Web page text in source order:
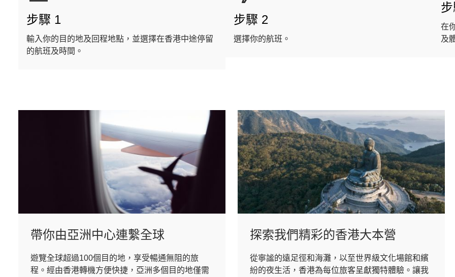
步驟 1
輸入你的目的地及回程地點，並選擇在香港中途停留
的航班及時間。
步驟 2
選擇你的航班。
在
及
帶你由亞洲中心連繫全球
遊覽全球超過100個目的地，享受暢通無阻的旅
程。經由香港轉機方便快捷，亞洲多個目的地僅需
探索我們精彩的香港大本營
從寧謐的遠足徑和海灘，以至世界級文化場館和繽
紛的夜生活，香港為每位旅客呈獻獨特體驗。讓我